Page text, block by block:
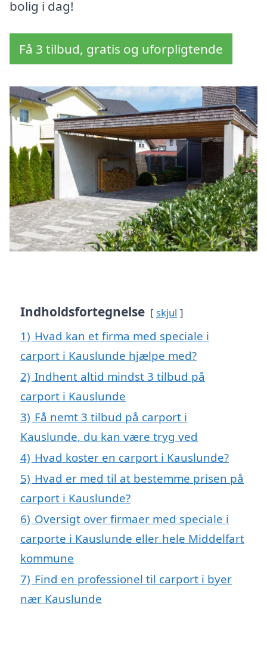
bolig i dag!
Få 3 tilbud, gratis og uforpligtende
Indholdsfortegnelse skjul
1) Hvad kan et firma med speciale i
carport i Kauslunde hjælpe med?
2) Indhent altid mindst 3 tilbud på
carport i Kauslunde
3) Få nemt 3 tilbud på carport i
Kauslunde, du kan være tryg ved
4) Hvad koster en carport i Kauslunde?
5) Hvad er med til at bestemme prisen på
carport i Kauslunde?
6) Oversigt over firmaer med speciale i
carporte i Kauslunde eller hele Middelfart
kommune
7) Find en professionel til carport i byer
nær Kauslunde